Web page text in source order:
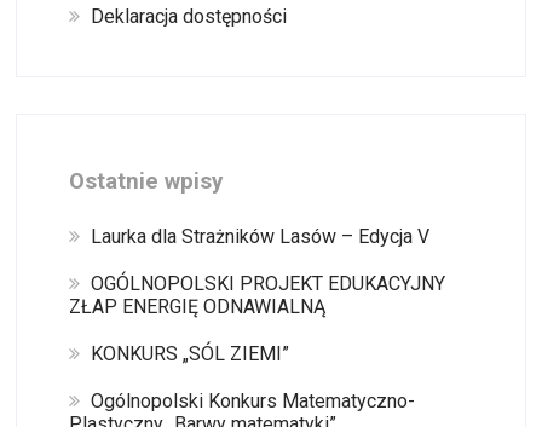
Deklaracja dostępności
Ostatnie wpisy
Laurka dla Strażników Lasów – Edycja V
OGÓLNOPOLSKI PROJEKT EDUKACYJNY
ZŁAP ENERGIĘ ODNAWIALNĄ
KONKURS „SÓL ZIEMI”
Ogólnopolski Konkurs Matematyczno-